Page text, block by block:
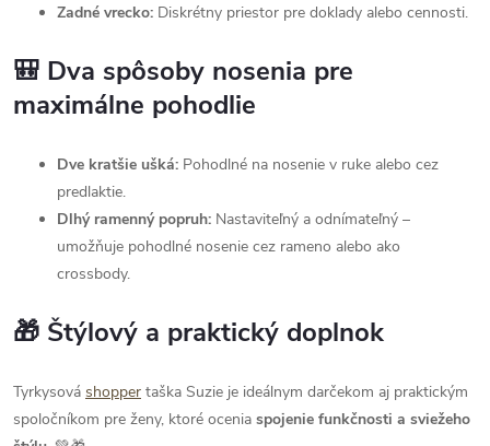
Zadné vrecko: Diskrétny priestor pre doklady alebo cennosti.
🎒 Dva spôsoby nosenia pre
maximálne pohodlie
Dve kratšie ušká: Pohodlné na nosenie v ruke alebo cez
predlaktie.
Dlhý ramenný popruh: Nastaviteľný a odnímateľný –
umožňuje pohodlné nosenie cez rameno alebo ako
crossbody.
🎁 Štýlový a praktický doplnok
Tyrkysová shopper taška Suzie je ideálnym darčekom aj praktickým
spoločníkom pre ženy, ktoré ocenia spojenie funkčnosti a sviežeho